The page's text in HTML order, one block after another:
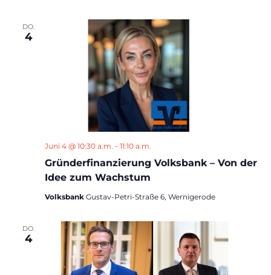
DO.
4
Gründerfinanzierung Volksbank – Von der
Idee zum Wachstum
Juni 4 @ 10:30 a.m. - 11:10 a.m.
Volksbank Gustav-Petri-Straße 6, Wernigerode
DO.
4